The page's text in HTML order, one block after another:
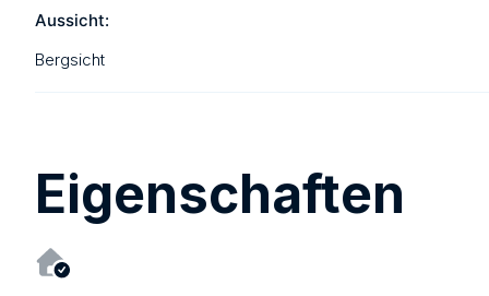
Aussicht:
Bergsicht
Eigenschaften